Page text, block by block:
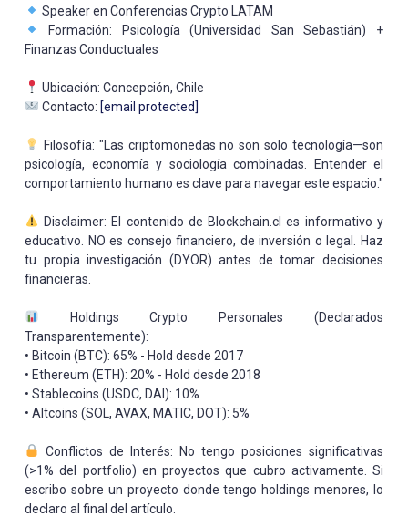
Speaker en Conferencias Crypto LATAM
Formación: Psicología (Universidad San Sebastián) +
Finanzas Conductuales
Ubicación: Concepción, Chile
Contacto: [email protected]
Filosofía: "Las criptomonedas no son solo tecnología—son
psicología, economía y sociología combinadas. Entender el
comportamiento humano es clave para navegar este espacio."
Disclaimer: El contenido de Blockchain.cl es informativo y
educativo. NO es consejo financiero, de inversión o legal. Haz
tu propia investigación (DYOR) antes de tomar decisiones
financieras.
Holdings Crypto Personales (Declarados
Transparentemente):
• Bitcoin (BTC): 65% - Hold desde 2017
• Ethereum (ETH): 20% - Hold desde 2018
• Stablecoins (USDC, DAI): 10%
• Altcoins (SOL, AVAX, MATIC, DOT): 5%
Conflictos de Interés: No tengo posiciones significativas
(>1% del portfolio) en proyectos que cubro activamente. Si
escribo sobre un proyecto donde tengo holdings menores, lo
declaro al final del artículo.